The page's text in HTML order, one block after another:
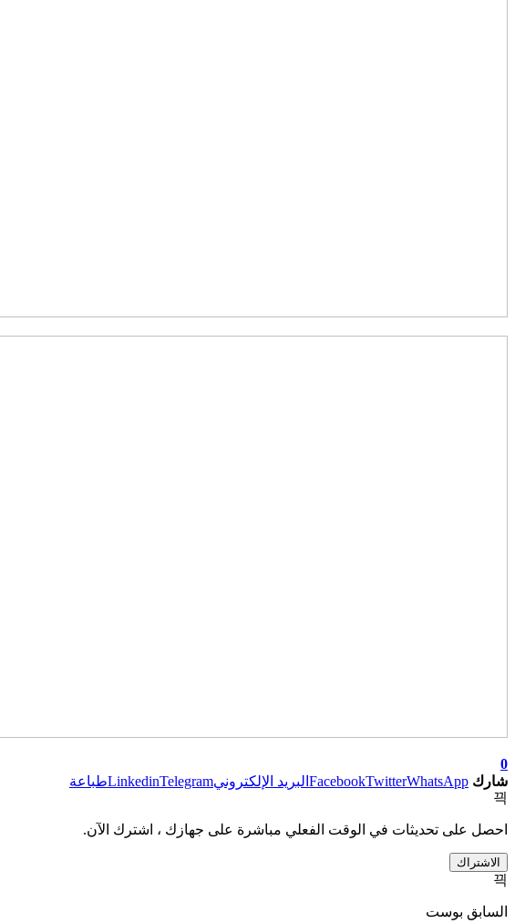
0
شارك
FacebookTwitterWhatsApp البريد الإلكتروني LinkedinTelegram طباعة
احصل على تحديثات في الوقت الفعلي مباشرة على جهازك ، اشترك الآن.
الاشتراك
السابق بوست